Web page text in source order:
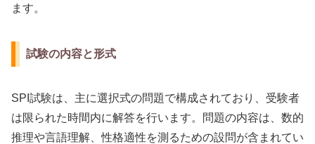
ます。
試験の内容と形式
SPI試験は、主に選択式の問題で構成されており、受験者
は限られた時間内に解答を行います。問題の内容は、数的
推理や言語理解、性格適性を測るための設問が含まれてい